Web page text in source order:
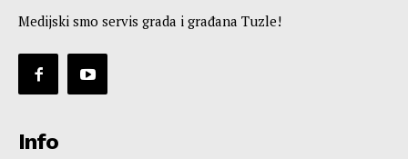
Medijski smo servis grada i građana Tuzle!
Info